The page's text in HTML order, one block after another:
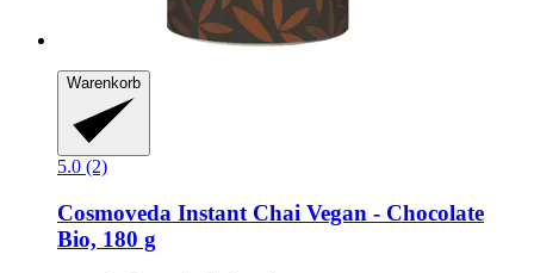
Warenkorb
5.0 (2)
Cosmoveda Instant Chai Vegan -​ Chocolate
Bio, 180 g